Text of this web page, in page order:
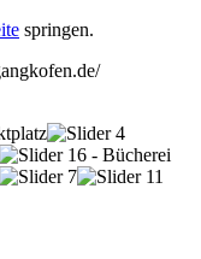
springen.